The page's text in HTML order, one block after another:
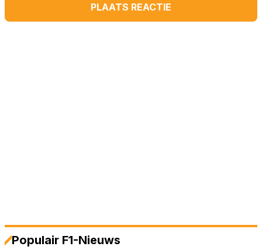
PLAATS REACTIE
Populair F1-Nieuws